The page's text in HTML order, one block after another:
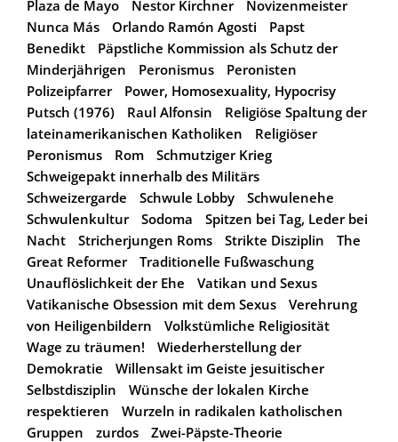
Plaza de Mayo
Nestor Kirchner
Novizenmeister
Nunca Más
Orlando Ramón Agosti
Papst
Benedikt
Päpstliche Kommission als Schutz der
Minderjährigen
Peronismus
Peronisten
Polizeipfarrer
Power, Homosexuality, Hypocrisy
Putsch (1976)
Raul Alfonsin
Religiöse Spaltung der
lateinamerikanischen Katholiken
Religiöser
Peronismus
Rom
Schmutziger Krieg
Schweigepakt innerhalb des Militärs
Schweizergarde
Schwule Lobby
Schwulenehe
Schwulenkultur
Sodoma
Spitzen bei Tag, Leder bei
Nacht
Stricherjungen Roms Strikte Disziplin
The
Great Reformer
Traditionelle Fußwaschung
Unauflöslichkeit der Ehe
Vatikan und Sexus
Vatikanische Obsession mit dem Sexus
Verehrung
von Heiligenbildern
Volkstümliche Religiosität
Wage zu träumen!
Wiederherstellung der
Demokratie
Willensakt im Geiste jesuitischer
Selbstdisziplin
Wünsche der lokalen Kirche
respektieren
Wurzeln in radikalen katholischen
Gruppen
zurdos
Zwei-Päpste-Theorie